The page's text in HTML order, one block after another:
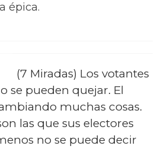
épica.
(7 Miradas) Los votantes
se pueden quejar. El
muchas cosas.
las que sus electores
no se puede decir